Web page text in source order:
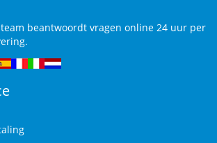
beantwoordt vragen online 24 uur per